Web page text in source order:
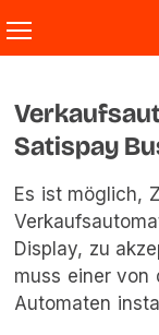
Satispay
Es ist möglich,
Display, zu
muss einer von
Automaten